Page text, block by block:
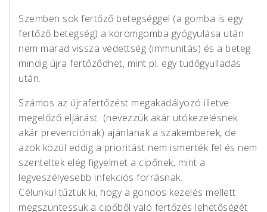
Szemben sok fertőző betegséggel (a gomba is egy
fertőző betegség) a körömgomba gyógyulása után
nem marad vissza védettség (immunitás) és a beteg
mindig újra fertőződhet, mint pl. egy tüdőgyulladás
után.
Számos az újrafertőzést megakadályozó illetve
megelőző eljárást (nevezzük akár utókezelésnek
akár prevenciónak) ajánlanak a szakemberek, de
azok közül eddig a prioritást nem ismerték fel és nem
szenteltek elég figyelmet a cipőnek, mint a
legveszélyesebb infekciós forrásnak.
Célunkul tűztük ki, hogy a gondos kezelés mellett
megszüntessük a cipőből való fertőzés lehetőségét